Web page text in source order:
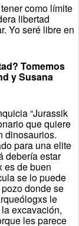
como límite
libertad
Yo seré libre en
Tomemos
y Susana
“Jurassik
que quiere
dinosaurios.
para una elite
debería estar
es de buen
se lo puede
donde se
le
excavación,
les parece